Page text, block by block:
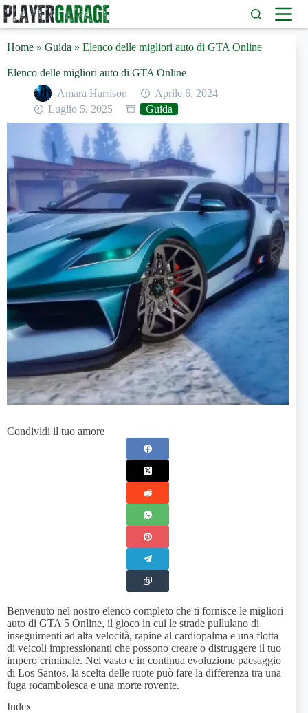
Salta
al
contenuto
Home » Guida » Elenco delle migliori auto di GTA Online
Elenco delle migliori auto di GTA Online
Amara Harrison
Aprile 6, 2024
Luglio 5, 2025
Guida
Condividi il tuo amore
Benvenuto nel nostro elenco completo che ti fornisce le migliori
auto di GTA 5 Online, il gioco in cui le strade pullulano di
inseguimenti ad alta velocità, rapine al cardiopalma e una flotta
di veicoli impressionanti che possono creare o distruggere il tuo
impero criminale. Nel vasto e in continua evoluzione paesaggio
di Los Santos, la scelta delle ruote può fare la differenza tra una
fuga rocambolesca e una morte rovente.
Index